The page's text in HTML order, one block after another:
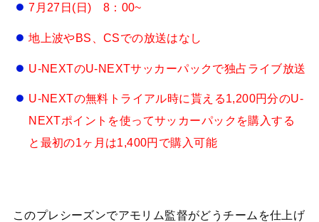
7月27日(日) 8：00~
地上波やBS、CSでの放送はなし
U-NEXTのU-NEXTサッカーパックで独占ライブ放送
U-NEXTの無料トライアル時に貰える1,200円分のU-
NEXTポイントを使ってサッカーパックを購入する
と最初の1ヶ月は1,400円で購入可能
このプレシーズンでアモリム監督がどうチームを仕上げ